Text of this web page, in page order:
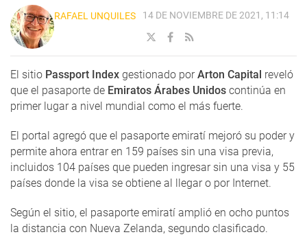
RAFAEL UNQUILES 14 DE NOVIEMBRE DE 2021, 11:14
El sitio Passport Index gestionado porArton Capital reveló
que el pasaporte de Emiratos Árabes Unidos continúa en
primer lugar a nivel mundial como el más fuerte.
El portal agregó que el pasaporte emiratí mejoró su poder y
permite ahora entrar en 159 países sin una visa previa,
incluidos 104 países que pueden ingresar sin una visa y 55
países donde la visa se obtiene al llegar o por Internet.
Según el sitio, el pasaporte emiratí amplió en ocho puntos
la distancia con Nueva Zelanda, segundo clasificado.